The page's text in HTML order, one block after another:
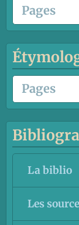
La biblio
Les